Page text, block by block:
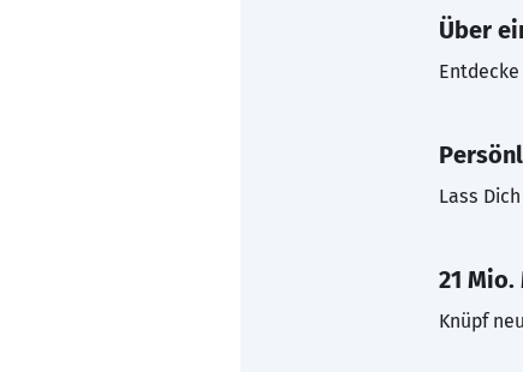
Über
Lass
21
Knüpf